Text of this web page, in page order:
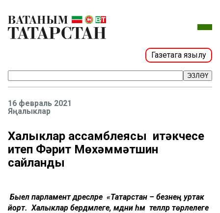
Газетага язылу
ЭЗЛӘҮ
16 февраль 2021
Яңалыклар
Халыклар ассамблеясы җитәкчесе
итеп Фәрит Мөхәммәтшин
сайланды
Быел парламент дәресләре «Татарстан – безнең уртак
йорт. Халыклар бердәмлеге, мәдәни һәм телләр төрлелеге